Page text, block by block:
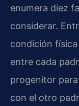
enumera diez
considerar.
condición
entre cada
progenitor
con el otro